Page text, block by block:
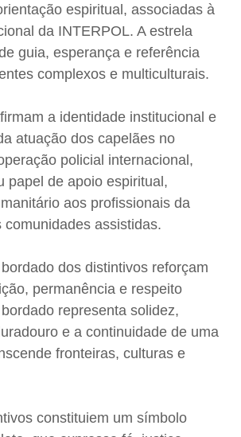
espiritual, associadas à
da INTERPOL. A estrela
guia, esperança e referência
complexos e multiculturais.
a identidade institucional e
atuação dos capelães no
policial internacional,
papel de apoio espiritual,
aos profissionais da
comunidades assistidas.
dos distintivos reforçam
permanência e respeito
representa solidez,
e a continuidade de uma
fronteiras, culturas e
constituiem um símbolo